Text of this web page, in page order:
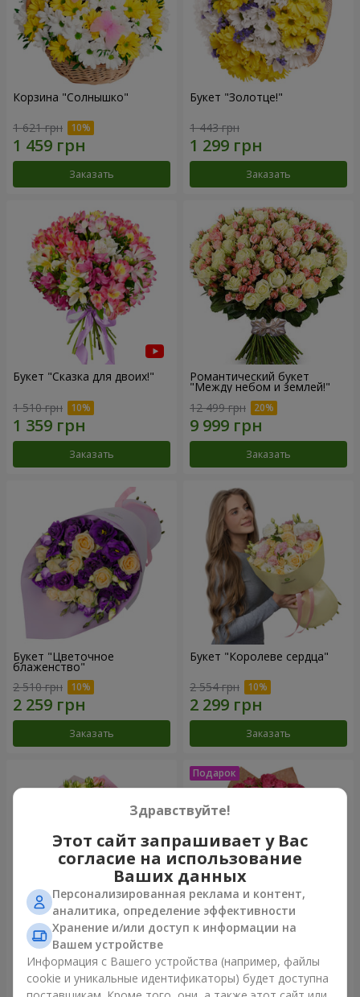
Корзина "Солнышко"
1 621 грн
Заказать
Букет "Золотце!"
1 443 грн
Заказать
Букет "Сказка для двоих!"
1 510 грн
Заказать
Романтический букет
"Между небом и землей!"
12 499 грн
Заказать
Букет "Цветочное
блаженство"
2 510 грн
Заказать
Букет "Королеве сердца"
2 554 грн
Заказать
Микс "Планета роз" из 51
кустовой розы
6 587 грн
Букет "Очарование" с
2 499 грн
Здравствуйте!
Этот сайт запрашивает у Вас
согласие на использование
Ваших данных
Персонализированная реклама и контент,
аналитика, определение эффективности
Хранение и/или доступ к информации на
Вашем устройстве
Информация с Вашего устройства (например, файлы
cookie и уникальные идентификаторы) будет доступна